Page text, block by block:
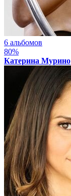
6 альбомов
80%
Катерина Мурино